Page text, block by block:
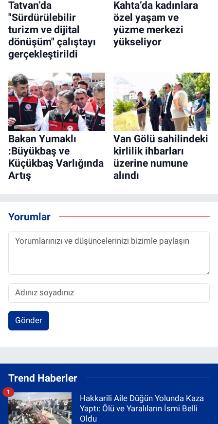
Tatvan’da
"Sürdürülebilir
turizm ve dijital
dönüşüm" çalıştayı
gerçekleştirildi
Kahta’da kadınlara
özel yaşam ve
yüzme merkezi
yükseliyor
Bakan Yumaklı
:Büyükbaş ve
Küçükbaş Varlığında
Artış
Van Gölü sahilindeki
kirlilik ihbarları
üzerine numune
alındı
Yorumlar
Gönder
Trend Haberler
Hakkarili Aile Düğün Yolunda Kaza
Yaptı: Ölü ve Yaralıların İsmi Belli
Oldu
1